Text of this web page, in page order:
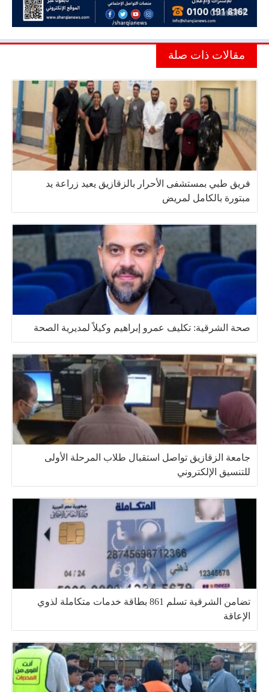
مقالات ذات صلة
فريق طبي بمستشفى الأحرار بالزقازيق يعيد زراعة يد
مبتورة بالكامل لمريض
صحة الشرقية: تكليف عمرو إبراهيم وكيلاً لمديرية الصحة
جامعة الزقازيق تواصل استقبال طلاب المرحلة الأولى
للتنسيق الإلكتروني
تضامن الشرقية تسلم 861 بطاقة خدمات متكاملة لذوي
الإعاقة